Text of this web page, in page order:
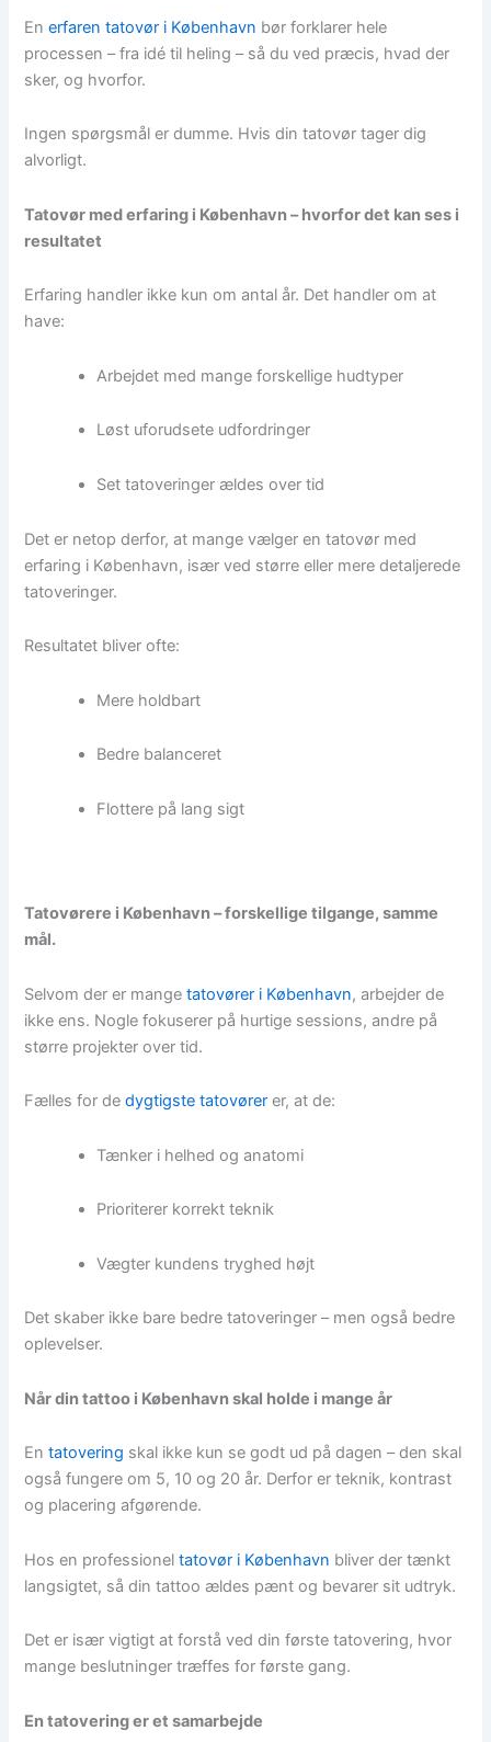
Enerfaren tatovør i København bør forklarer hele
processen – fra idé til heling – så du ved præcis, hvad der
sker, og hvorfor.
Ingen spørgsmål er dumme. Hvis din tatovør tager dig
alvorligt.
Tatovør med erfaring i København – hvorfor det kan ses i
resultatet
Erfaring handler ikke kun om antal år. Det handler om at
have:
Arbejdet med mange forskellige hudtyper
Løst uforudsete udfordringer
Set tatoveringer ældes over tid
Det er netop derfor, at mange vælger en tatovør med
erfaring i København, især ved større eller mere detaljerede
tatoveringer.
Resultatet bliver ofte:
Mere holdbart
Bedre balanceret
Flottere på lang sigt
Tatovørere i København – forskellige tilgange, samme
mål.
Selvom der er mangetatovører i København, arbejder de
ikke ens. Nogle fokuserer på hurtige sessions, andre på
større projekter over tid.
Fælles for dedygtigste tatovører er, at de:
Tænker i helhed og anatomi
Prioriterer korrekt teknik
Vægter kundens tryghed højt
Det skaber ikke bare bedre tatoveringer – men også bedre
oplevelser.
Når din tattoo i København skal holde i mange år
En tatovering skal ikke kun se godt ud på dagen – den skal
også fungere om 5, 10 og 20 år. Derfor er teknik, kontrast
og placering afgørende.
Hos en professioneltatovør i København bliver der tænkt
langsigtet, så din tattoo ældes pænt og bevarer sit udtryk.
Det er især vigtigt at forstå ved din første tatovering, hvor
mange beslutninger træffes for første gang.
En tatovering er et samarbejde